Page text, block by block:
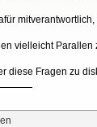
vielleicht
diese Fragen zu